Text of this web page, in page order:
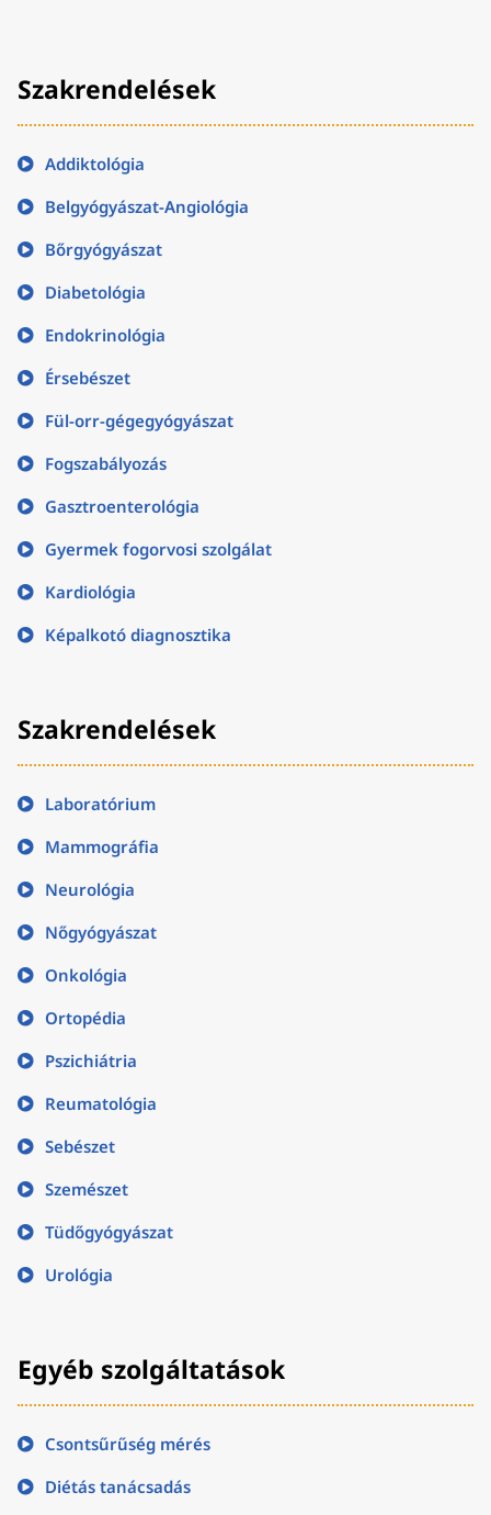
Szakrendelések
Addiktológia
Belgyógyászat-Angiológia
Bőrgyógyászat
Diabetológia
Endokrinológia
Érsebészet
Fül-orr-gégegyógyászat
Fogszabályozás
Gasztroenterológia
Gyermek fogorvosi szolgálat
Kardiológia
Képalkotó diagnosztika
Szakrendelések
Laboratórium
Mammográfia
Neurológia
Nőgyógyászat
Onkológia
Ortopédia
Pszichiátria
Reumatológia
Sebészet
Szemészet
Tüdőgyógyászat
Urológia
Egyéb szolgáltatások
Csontsűrűség mérés
Diétás tanácsadás